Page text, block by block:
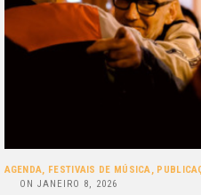
AGENDA, FESTIVAIS DE MÚSICA,
ON JANEIRO 8, 2026